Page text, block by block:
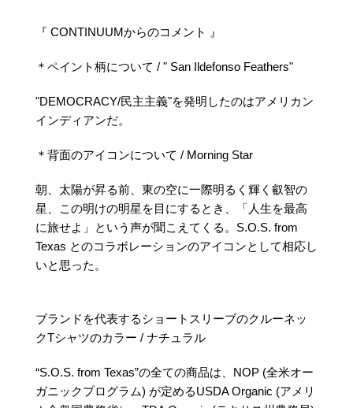
『 CONTINUUMからのコメント 』
＊ペイント柄について / " San Ildefonso Feathers"
"DEMOCRACY/民主主義"を発明したのはアメリカン
インディアンだ。
＊背面のアイコンについて / Morning Star
朝、太陽が昇る前、東の空に一際明るく輝く叡智の
星、この明けの明星を目にするとき、「人生を最高
に旅せよ」という声が聞こえてくる。S.O.S. from
Texas とのコラボレーションのアイコンとして相応し
いと思った。
ブランドを代表するショートスリーブのクルーネッ
クTシャツのカラー / ナチュラル
“S.O.S. from Texas”の全ての商品は、NOP (全米オー
ガニックプログラム) が定めるUSDA Organic (アメリ